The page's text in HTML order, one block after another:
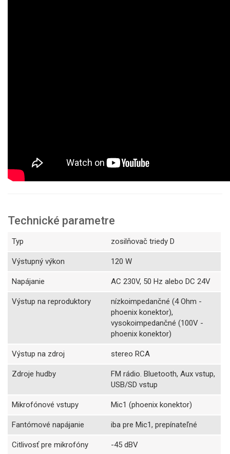
Technické parametre
Typ zosilňovač triedy D
Výstupný výkon 120 W
Napájanie AC 230V, 50 Hz alebo DC 24V
Výstup na reproduktory
nízkoimpedančné (4 Ohm -
phoenix konektor),
vysokoimpedančné (100V -
phoenix konektor)
Výstup na zdroj stereo RCA
Zdroje hudby
FM rádio. Bluetooth, Aux vstup,
USB/SD vstup
Mikrofónové vstupy Mic1 (phoenix konektor)
Fantómové napájanie iba pre Mic1, prepínateľné
Citlivosť pre mikrofóny -45 dBV